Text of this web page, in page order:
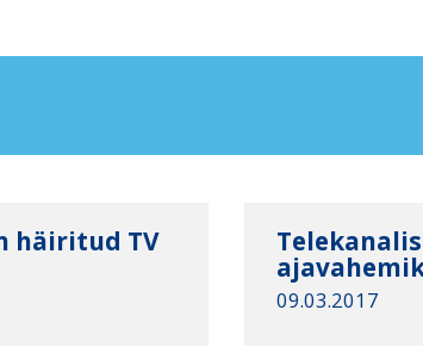
häiritud TV
09.03.2017